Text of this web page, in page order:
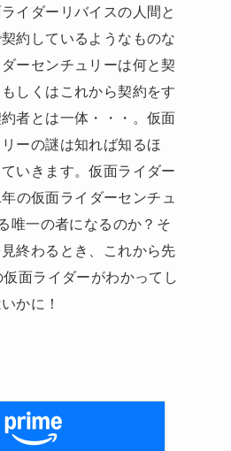
イダーリバイスの人間と
約しているようなものな
ーセンチュリーは何と契
しくはこれから契約をす
者とは一体・・・。仮面
ーの謎は知れば知るほ
いきます。仮面ライダー
の仮面ライダーセンチュ
唯一の者になるのか？そ
終わるとき、これから先
面ライダーがわかってし
かに！